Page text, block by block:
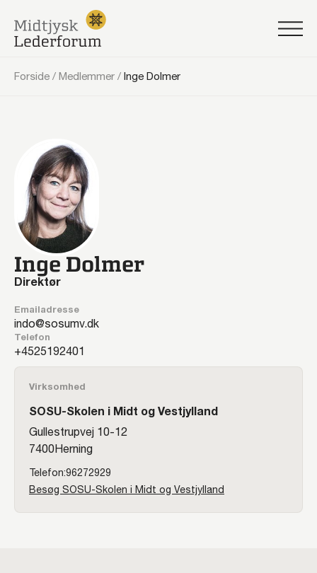
Forside / Medlemmer / Inge Dolmer
Inge Dolmer
Direktør
Emailadresse
indo@sosumv.dk
Telefon
25192401
Virksomhed
SOSU-Skolen i Midt og Vestjylland
Gullestrupvej 10-12
7400Herning
96272929
Besøg SOSU-Skolen i Midt og Vestjylland